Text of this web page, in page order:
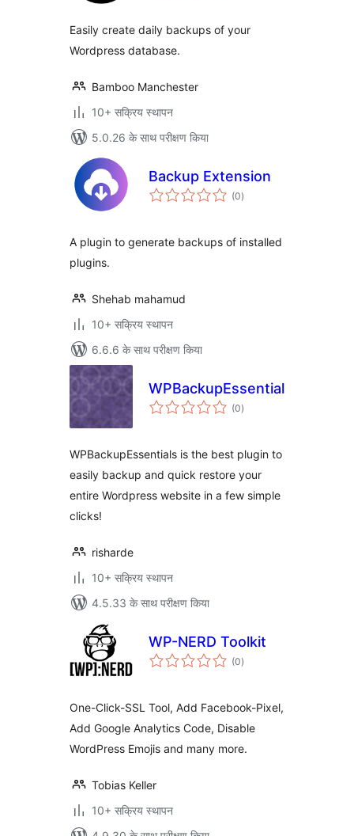
Easily create daily backups of your
Wordpress database.
Bamboo Manchester
10+ सक्रिय स्थापन
5.0.26 के साथ परीक्षण किया
Backup Extension
(0कुल
दर)
A plugin to generate backups of installed
plugins.
Shehab mahamud
10+ सक्रिय स्थापन
6.6.6 के साथ परीक्षण किया
WPBackupEssentials
(0कुल
दर)
WPBackupEssentials is the best plugin to
easily backup and quick restore your
entire Wordpress website in a few simple
clicks!
risharde
10+ सक्रिय स्थापन
4.5.33 के साथ परीक्षण किया
WP-NERD Toolkit
(0कुल
दर)
One-Click-SSL Tool, Add Facebook-Pixel,
Add Google Analytics Code, Disable
WordPress Emojis and many more.
Tobias Keller
10+ सक्रिय स्थापन